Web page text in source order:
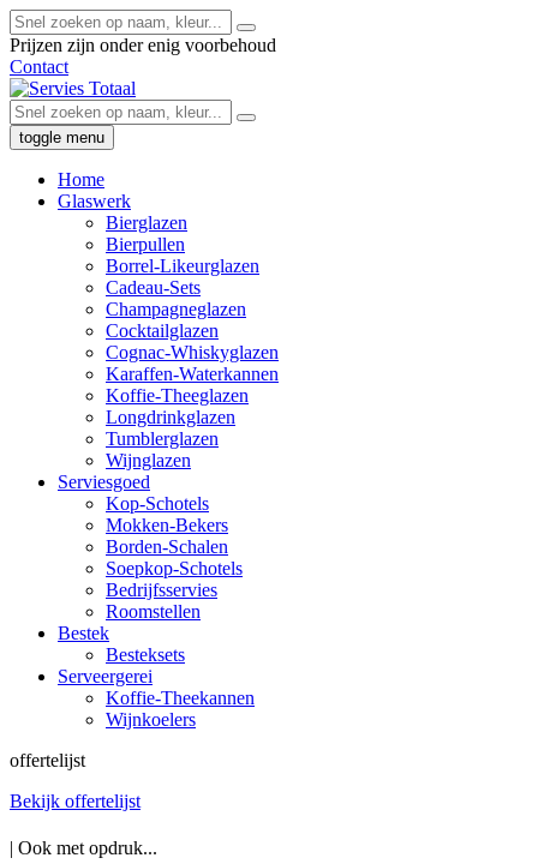
Prijzen zijn onder enig voorbehoud
Contact
toggle menu
Home
Glaswerk
Bierglazen
Bierpullen
Borrel-Likeurglazen
Cadeau-Sets
Champagneglazen
Cocktailglazen
Cognac-Whiskyglazen
Karaffen-Waterkannen
Koffie-Theeglazen
Longdrinkglazen
Tumblerglazen
Wijnglazen
Serviesgoed
Kop-Schotels
Mokken-Bekers
Borden-Schalen
Soepkop-Schotels
Bedrijfsservies
Roomstellen
Bestek
Besteksets
Serveergerei
Koffie-Theekannen
Wijnkoelers
offertelijst
Bekijk offertelijst
| Ook met opdruk...